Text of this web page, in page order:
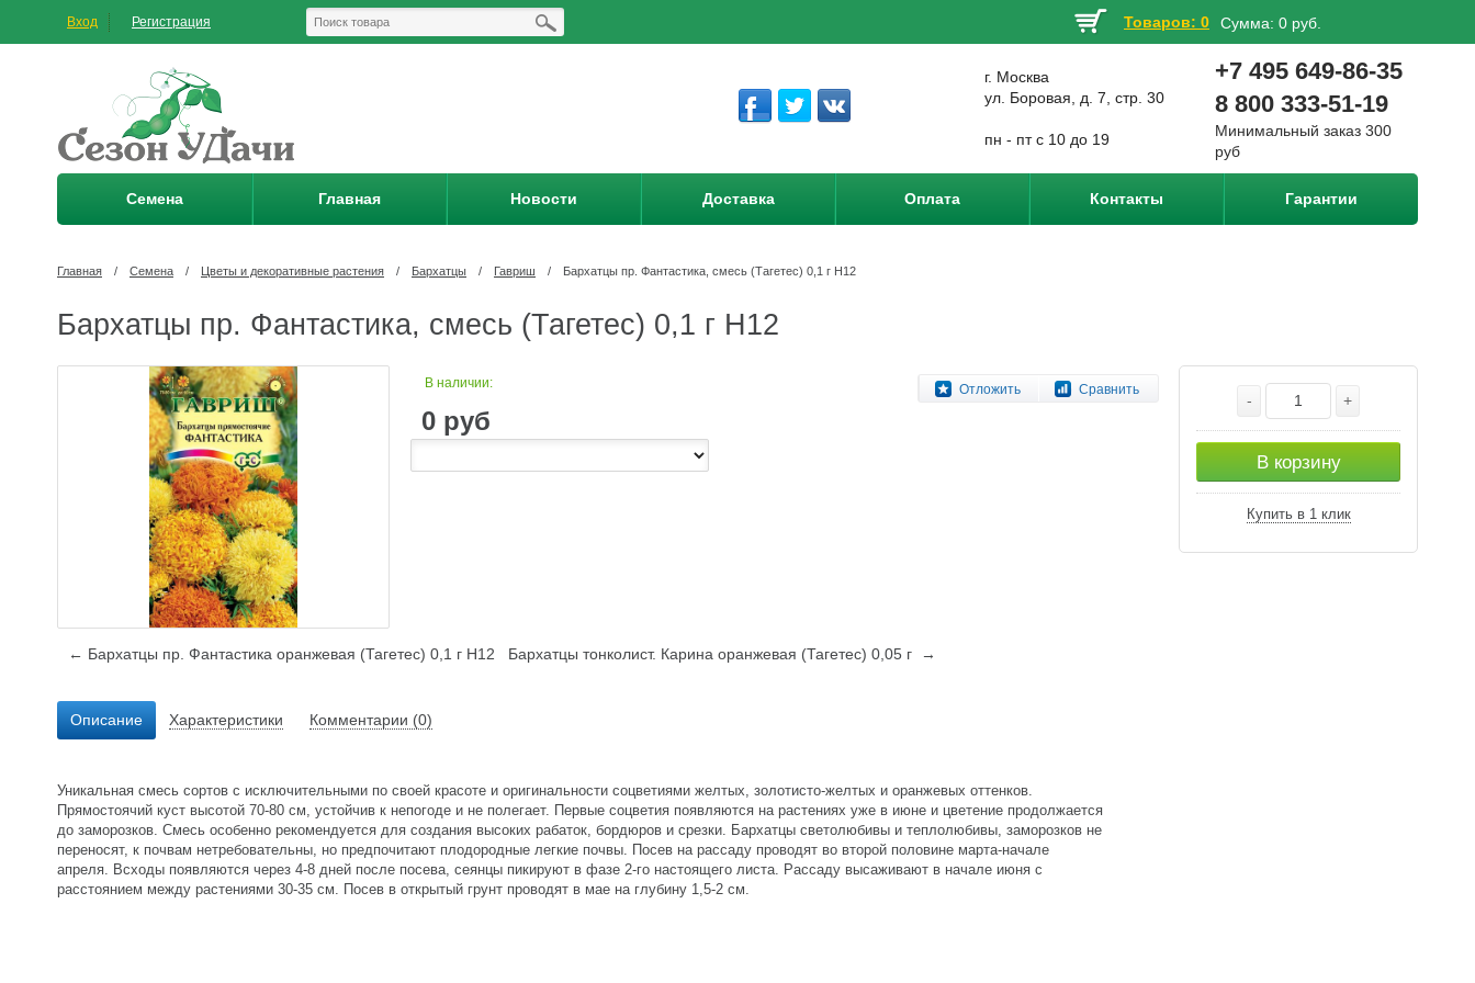
Вход Регистрация Товаров: 0 Сумма: 0 руб.
г. Москва
ул. Боровая, д. 7, стр. 30
пн - пт с 10 до 19
+7 495 649-86-35
8 800 333-51-19
Минимальный заказ 300
руб
Семена Главная Новости Доставка Оплата Контакты Гарантии
Главная / Семена / Цветы и декоративные растения / Бархатцы / Гавриш / Бархатцы пр. Фантастика, смесь (Тагетес) 0,1 г Н12
Бархатцы пр. Фантастика, смесь (Тагетес) 0,1 г Н12
Отложить Сравнить
В наличии:
0 руб
- +
В корзину
Купить в 1 клик
← Бархатцы пр. Фантастика оранжевая (Тагетес) 0,1 г Н12 Бархатцы тонколист. Карина оранжевая (Тагетес) 0,05 г →
Описание Характеристики Комментарии (0)
Уникальная смесь сортов с исключительными по своей красоте и оригинальности соцветиями желтых, золотисто-желтых и оранжевых оттенков.
Прямостоячий куст высотой 70-80 см, устойчив к непогоде и не полегает. Первые соцветия появляются на растениях уже в июне и цветение продолжается
до заморозков. Смесь особенно рекомендуется для создания высоких рабаток, бордюров и срезки. Бархатцы светолюбивы и теплолюбивы, заморозков не
переносят, к почвам нетребовательны, но предпочитают плодородные легкие почвы. Посев на рассаду проводят во второй половине марта-начале
апреля. Всходы появляются через 4-8 дней после посева, сеянцы пикируют в фазе 2-го настоящего листа. Рассаду высаживают в начале июня с
расстоянием между растениями 30-35 см. Посев в открытый грунт проводят в мае на глубину 1,5-2 см.